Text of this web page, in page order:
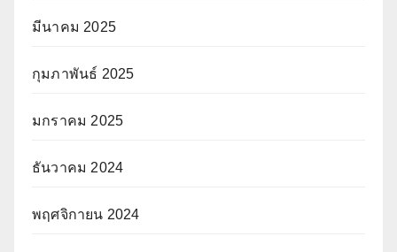
มีนาคม 2025
กุมภาพันธ์ 2025
มกราคม 2025
ธันวาคม 2024
พฤศจิกายน 2024